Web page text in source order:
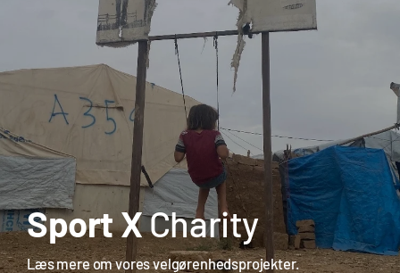
Sport XCharity
Læs mere om vores velgørenhedsprojekter.